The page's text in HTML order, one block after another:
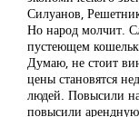
Силуанов,
Но народ молчит.
пустеющем
Думаю, не стоит
цены становятся
людей. Повысили
повысили